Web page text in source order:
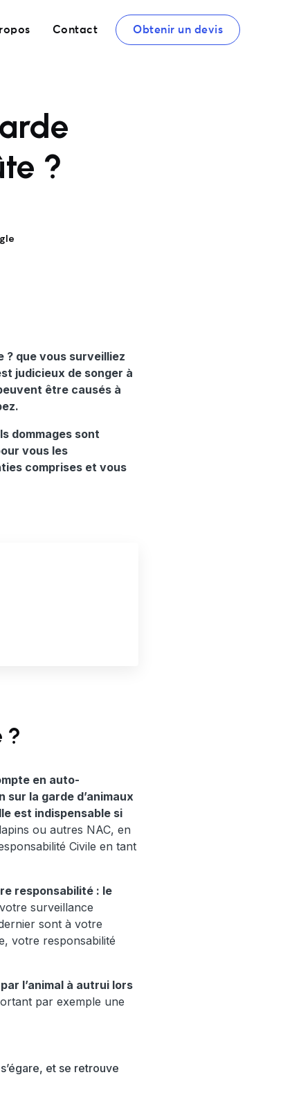
Contact Obtenir un devis
?
? que vous surveilliez
judicieux de songer à
être causés à
dommages sont
vous les
comprises et vous
?
en auto-
la garde d’animaux
est indispensable si
ou autres NAC, en
Civile en tant
responsabilité : le
surveillance
sont à votre
votre responsabilité
l’animal à autrui lors
par exemple une
et se retrouve